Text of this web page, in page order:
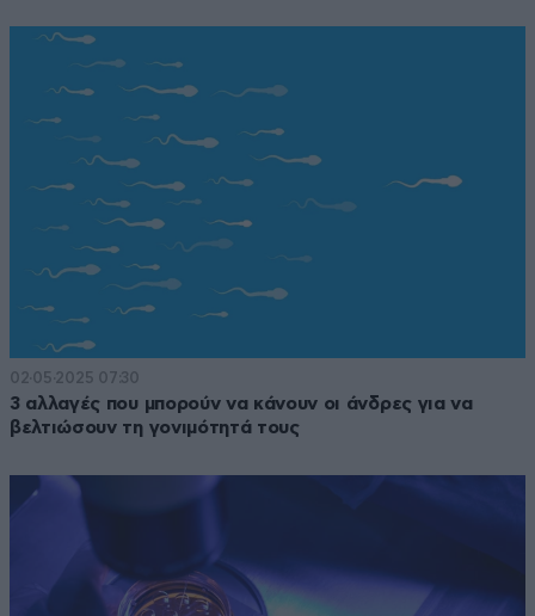
02·05·2025 07:30
3 αλλαγές που μπορούν να κάνουν οι άνδρες για να
βελτιώσουν τη γονιμότητά τους